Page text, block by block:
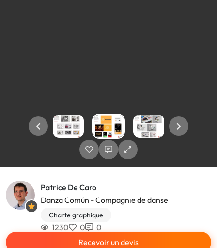
Patrice De Caro
Danza Común - Compagnie de danse
Charte graphique
1230 0
0
Recevoir un devis